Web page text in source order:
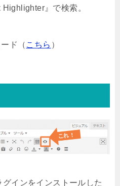
』で検索。
ド（ こちら ）
インをインストールした